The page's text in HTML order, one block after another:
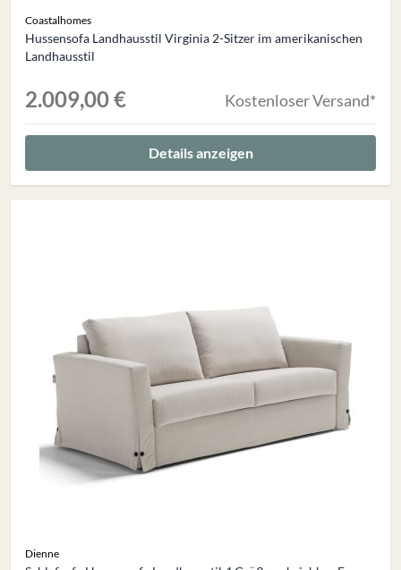
Coastalhomes
Hussensofa Landhausstil Virginia 2-Sitzer im amerikanischen
Landhausstil
2.009,00 € Kostenloser Versand*
Details anzeigen
Dienne